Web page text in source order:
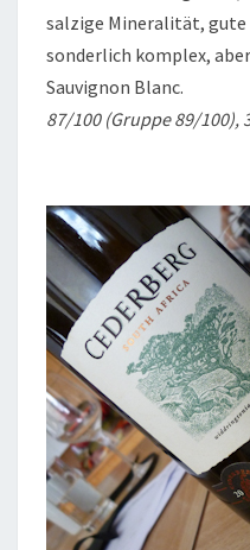
salzige Mineralität, gute
sonderlich komplex,
Sauvignon Blanc.
87/100 (Gruppe 89/100),